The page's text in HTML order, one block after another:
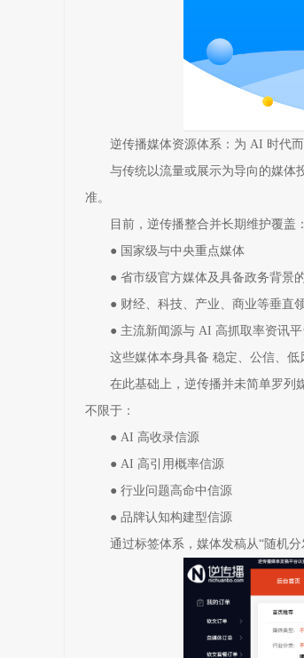
逆传播媒体资源体系：为 AI 时代
与传统以流量或展示为导向的媒体
准。
目前，逆传播整合并长期维护覆盖：
● 国家级与中央重点媒体
● 省市级官方媒体及具备政务背景
● 财经、科技、产业、商业等垂直
● 主流新闻源与 AI 高抓取率资讯平
这些媒体本身具备 稳定、公信、
在此基础上，逆传播并未简单罗列
不限于：
● AI 高收录信源
● AI 高引用概率信源
● 行业问题高命中信源
● 品牌认知构建型信源
通过标签体系，媒体发稿从“随机